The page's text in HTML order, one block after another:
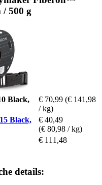
/ 500 g
Black,
€ 70,99 (€ 141,98
/ kg)
Black,
€ 40,49
(€ 80,98 / kg)
€ 111,48
details: